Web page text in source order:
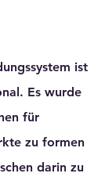
ist
Es wurde
für
zu formen
darin zu